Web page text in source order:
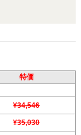
特価
¥34,546
¥35,030